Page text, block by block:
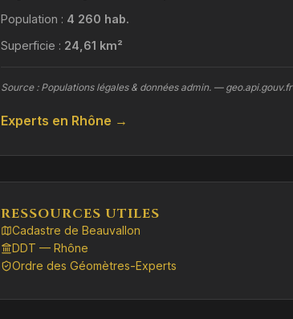
Population : 4 260 hab.
Superficie : 24,61 km²
Source : Populations légales & données admin. — geo.api.gouv.fr
Experts en Rhône →
RESSOURCES UTILES
Cadastre de Beauvallon
DDT — Rhône
Ordre des Géomètres-Experts